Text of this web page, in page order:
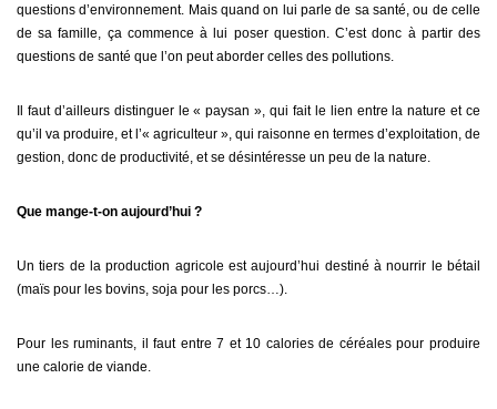
questions d’environnement. Mais quand on lui parle de sa santé, ou de celle
de sa famille, ça commence à lui poser question. C’est donc à partir des
questions de santé que l’on peut aborder celles des pollutions.
Il faut d’ailleurs distinguer le « paysan », qui fait le lien entre la nature et ce
qu’il va produire, et l’« agriculteur », qui raisonne en termes d’exploitation, de
gestion, donc de productivité, et se désintéresse un peu de la nature.
Que mange-t-on aujourd’hui ?
Un tiers de la production agricole est aujourd’hui destiné à nourrir le bétail
(maïs pour les bovins, soja pour les porcs…).
Pour les ruminants, il faut entre 7 et 10 calories de céréales pour produire
une calorie de viande.